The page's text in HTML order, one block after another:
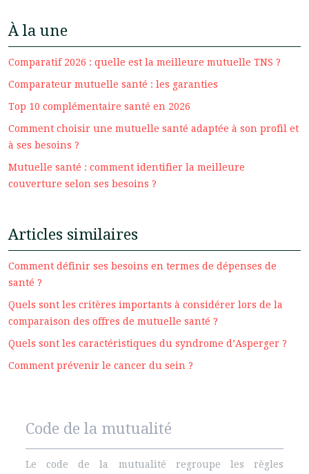
À la une
Comparatif 2026 : quelle est la meilleure mutuelle TNS ?
Comparateur mutuelle santé : les garanties
Top 10 complémentaire santé en 2026
Comment choisir une mutuelle santé adaptée à son profil et
à ses besoins ?
Mutuelle santé : comment identifier la meilleure
couverture selon ses besoins ?
Articles similaires
Comment définir ses besoins en termes de dépenses de
santé ?
Quels sont les critères importants à considérer lors de la
comparaison des offres de mutuelle santé ?
Quels sont les caractéristiques du syndrome d’Asperger ?
Comment prévenir le cancer du sein ?
Code de la mutualité
Le code de la mutualité regroupe les règles